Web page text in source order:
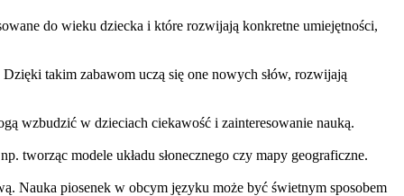
do wieku dziecka i które rozwijają konkretne umiejętności,
takim zabawom uczą się one nowych słów, rozwijają
wzbudzić w dzieciach ciekawość i zainteresowanie nauką.
tworząc modele układu słonecznego czy mapy geograficzne.
Nauka piosenek w obcym języku może być świetnym sposobem